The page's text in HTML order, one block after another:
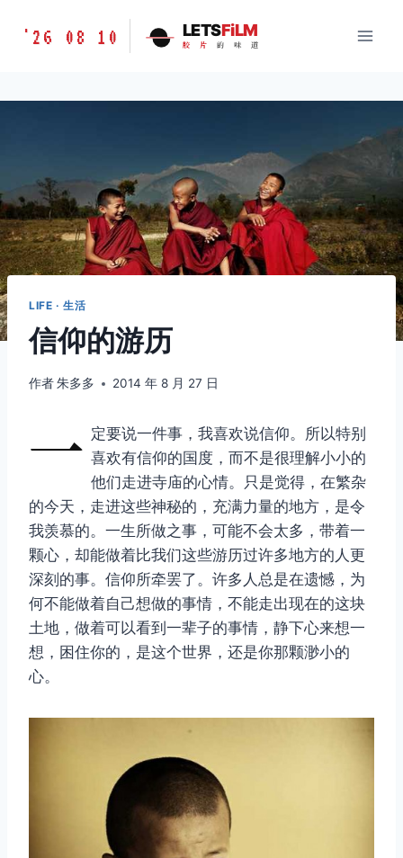
胶
味
'26 08 10 LETSFiLM
胶 片 的 味 道
LIFE · 生活
信仰的游历
作者朱多多 2014 年 8 月 27 日
一 定要说一件事，我喜欢说信仰。所以特别
喜欢有信仰的国度，而不是很理解小小的
他们走进寺庙的心情。只是觉得，在繁杂
的今天，走进这些神秘的，充满力量的地方，是令
我羡慕的。一生所做之事，可能不会太多，带着一
颗心，却能做着比我们这些游历过许多地方的人更
深刻的事。信仰所牵罢了。许多人总是在遗憾，为
何不能做着自己想做的事情，不能走出现在的这块
土地，做着可以看到一辈子的事情，静下心来想一
想，困住你的，是这个世界，还是你那颗渺小的
心。